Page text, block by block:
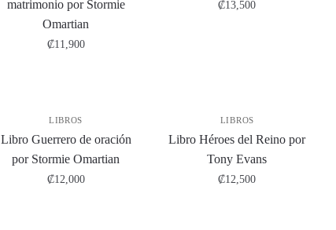
matrimonio por Stormie
Omartian
₡11,900
₡13,500
LIBROS
Libro Guerrero de oración
por Stormie Omartian
₡12,000
LIBROS
Libro Héroes del Reino por
Tony Evans
₡12,500